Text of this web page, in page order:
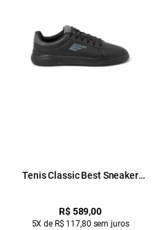
Tenis Classic Best Sneaker
R$ 589,00
5X de R$ 117,80 sem juros